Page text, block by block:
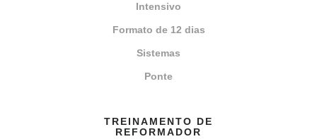
Intensivo
Formato de 12 dias
Sistemas
Ponte
TREINAMENTO DE
REFORMADOR